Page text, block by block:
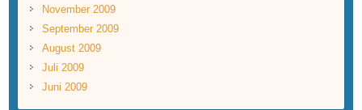
November 2009
September 2009
August 2009
Juli 2009
Juni 2009